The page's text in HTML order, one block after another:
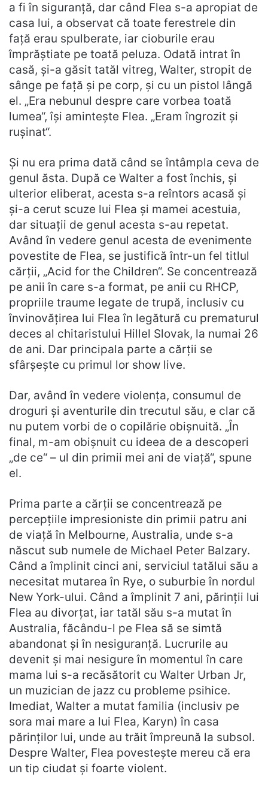
a fi în siguranță, dar când Flea s-a apropiat de
casa lui, a observat că toate ferestrele din
față erau spulberate, iar cioburile erau
împrăștiate pe toată peluza. Odată intrat în
casă, și-a găsit tatăl vitreg, Walter, stropit de
sânge pe față și pe corp, și cu un pistol lângă
el. „Era nebunul despre care vorbea toată
lumea“, își amintește Flea. „Eram îngrozit și
rușinat“.
Și nu era prima dată când se întâmpla ceva de
genul ăsta. După ce Walter a fost închis, și
ulterior eliberat, acesta s-a reîntors acasă și
și-a cerut scuze lui Flea și mamei acestuia,
dar situații de genul acesta s-au repetat.
Având în vedere genul acesta de evenimente
povestite de Flea, se justifică într-un fel titlul
cărții, „Acid for the Children“. Se concentrează
pe anii în care s-a format, pe anii cu RHCP,
propriile traume legate de trupă, inclusiv cu
învinovățirea lui Flea în legătură cu prematurul
deces al chitaristului Hillel Slovak, la numai 26
de ani. Dar principala parte a cărții se
sfârșește cu primul lor show live.
Dar, având în vedere violența, consumul de
droguri și aventurile din trecutul său, e clar că
nu putem vorbi de o copilărie obișnuită. „În
final, m-am obișnuit cu ideea de a descoperi
„de ce“ – ul din primii mei ani de viață“, spune
el.
Prima parte a cărții se concentrează pe
percepțiile impresioniste din primii patru ani
de viață în Melbourne, Australia, unde s-a
născut sub numele de Michael Peter Balzary.
Când a împlinit cinci ani, serviciul tatălui său a
necesitat mutarea în Rye, o suburbie în nordul
New York-ului. Când a împlinit 7 ani, părinții lui
Flea au divorțat, iar tatăl său s-a mutat în
Australia, făcându-l pe Flea să se simtă
abandonat și în nesiguranță. Lucrurile au
devenit și mai nesigure în momentul în care
mama lui s-a recăsătorit cu Walter Urban Jr,
un muzician de jazz cu probleme psihice.
Imediat, Walter a mutat familia (inclusiv pe
sora mai mare a lui Flea, Karyn) în casa
părinților lui, unde au trăit împreună la subsol.
Despre Walter, Flea povestește mereu că era
un tip ciudat și foarte violent.